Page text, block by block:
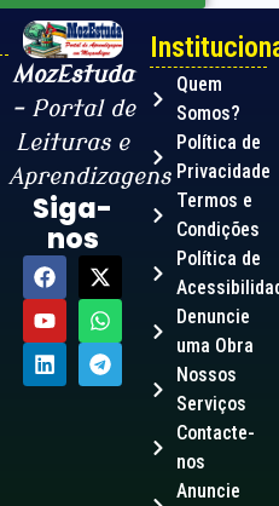
MozEstuda
– Portal de
Leituras e
Aprendizagens
Siga-
nos
Quem
Somos?
Política de
Privacidade
Termos e
Condições
Política de
Denuncie
uma Obra
Nossos
Serviços
Contacte-
nos
Anuncie